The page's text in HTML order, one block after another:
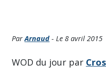
ParArnaud - Le 8 avril 2015
WOD du jour par